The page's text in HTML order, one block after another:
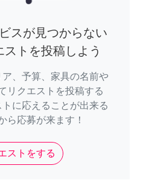
スが見つからない
トを投稿しよう
、予算、家具の名前や
リクエストを投稿する
に応えることが出来る
ら応募が来ます！
ストをする